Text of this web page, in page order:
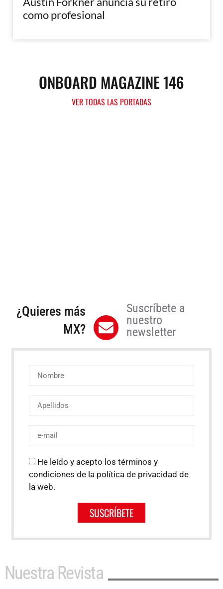
como profesional
ONBOARD MAGAZINE 146
VER TODAS LAS PORTADAS
¿Quieres más
MX?
Suscríbete a
nuestro
newsletter
He leído y acepto los términos y
condiciones de la política de privacidad de
la web.
SUSCRÍBETE
Nuestra Revista